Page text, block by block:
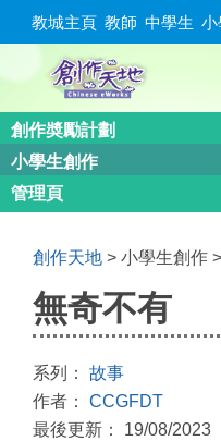
教城主頁 教師 中學生 小
創作奬勵計劃
小學生創作
管理頁
創作天地 > 小學生創作 >
無奇不有
系列： 故事
作者： CCGFDT
最後更新： 19/08/2023